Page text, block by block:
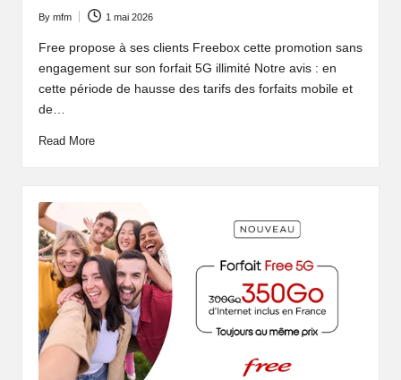
Posted
by
By mfm 1 mai 2026
Free propose à ses clients Freebox cette promotion sans
engagement sur son forfait 5G illimité Notre avis : en
cette période de hausse des tarifs des forfaits mobile et
de…
Read More